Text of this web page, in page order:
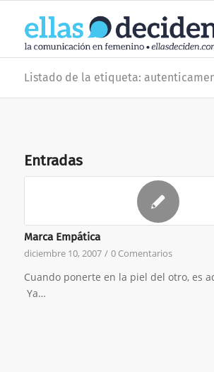
Listado de la etiqueta:
Entradas
Marca Empática
diciembre 10, 2007 / 0 Comentarios
Cuando ponerte en la piel del otro, es
Ya…